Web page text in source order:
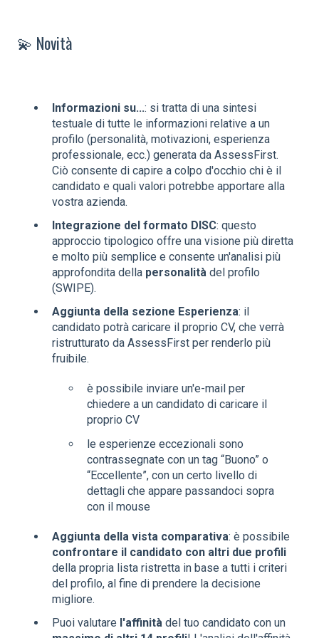
💫 Novità
Informazioni su...: si tratta di una sintesi
testuale di tutte le informazioni relative a un
profilo (personalità, motivazioni, esperienza
professionale, ecc.) generata da AssessFirst.
Ciò consente di capire a colpo d'occhio chi è il
candidato e quali valori potrebbe apportare alla
vostra azienda.
Integrazione del formato DISC: questo
approccio tipologico offre una visione più diretta
e molto più semplice e consente un'analisi più
approfondita della personalità del profilo
(SWIPE).
Aggiunta della sezione Esperienza: il
candidato potrà caricare il proprio CV, che verrà
ristrutturato da AssessFirst per renderlo più
fruibile.
è possibile inviare un'e-mail per
chiedere a un candidato di caricare il
proprio CV
le esperienze eccezionali sono
contrassegnate con un tag “Buono” o
“Eccellente”, con un certo livello di
dettagli che appare passandoci sopra
con il mouse
Aggiunta della vista comparativa: è possibile
confrontare il candidato con altri due profili
della propria lista ristretta in base a tutti i criteri
del profilo, al fine di prendere la decisione
migliore.
Puoi valutare l'affinità del tuo candidato con un